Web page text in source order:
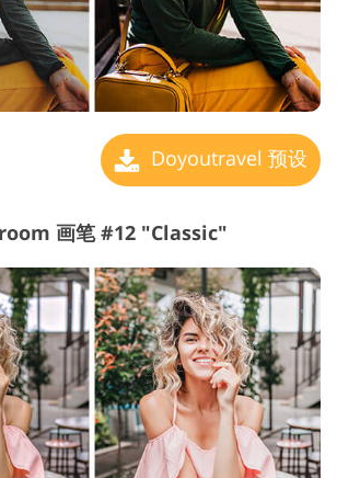
Doyoutravel 预设
画笔 #12 "Classic"